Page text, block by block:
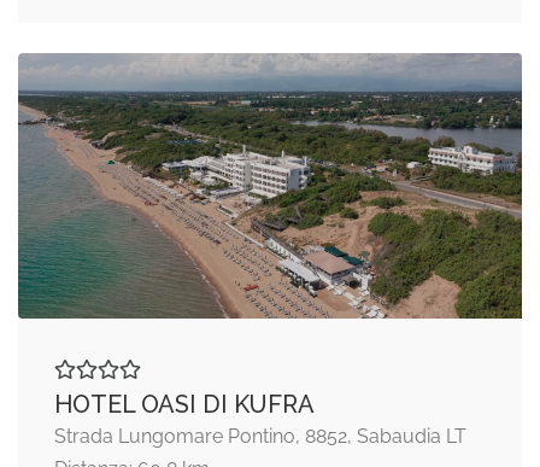
HOTEL OASI DI KUFRA
Strada Lungomare Pontino, 8852, Sabaudia LT